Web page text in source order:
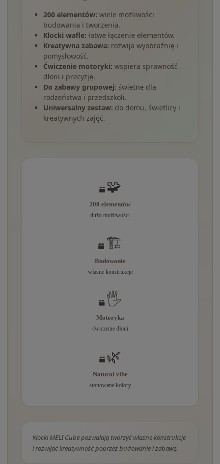
200 elementów: wiele możliwości
budowania i tworzenia.
Klocki wafle: łatwe łączenie elementów.
Kreatywna zabawa: rozwija wyobraźnię i
pomysłowość.
Ćwiczenie motoryki: wspiera sprawność
dłoni i precyzję.
Do zabawy grupowej: świetne dla
rodzeństwa i przedszkoli.
Uniwersalny zestaw: do domu, świetlicy i
kreatywnych zajęć.
🧩
200 elementów
dużo możliwości
🏗️
Budowanie
własne konstrukcje
🖐️
Motoryka
ćwiczenie dłoni
🌿
Natural vibe
stonowane kolory
Klocki MELI Cube pozwalają tworzyć własne konstrukcje
i rozwijać kreatywność poprzez budowanie i zabawę.